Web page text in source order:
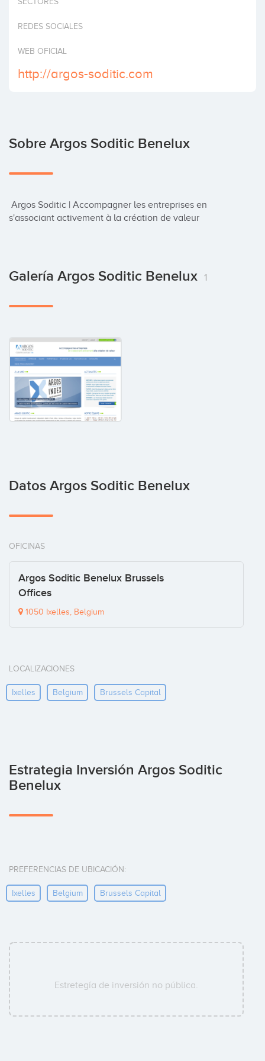
REDES SOCIALES
WEB OFICIAL
http://argos-soditic.com
Sobre Argos Soditic Benelux
s'associant activement à la création de valeur
Galería Argos Soditic Benelux 1
Datos Argos Soditic Benelux
OFICINAS
Argos Soditic Benelux Brussels
Offices
1050 Ixelles, Belgium
LOCALIZACIONES
Ixelles Belgium Brussels Capital
Estrategia Inversión Argos Soditic
Benelux
PREFERENCIAS DE UBICACIÓN:
Ixelles Belgium Brussels Capital
Estretegía de inversión no pública.